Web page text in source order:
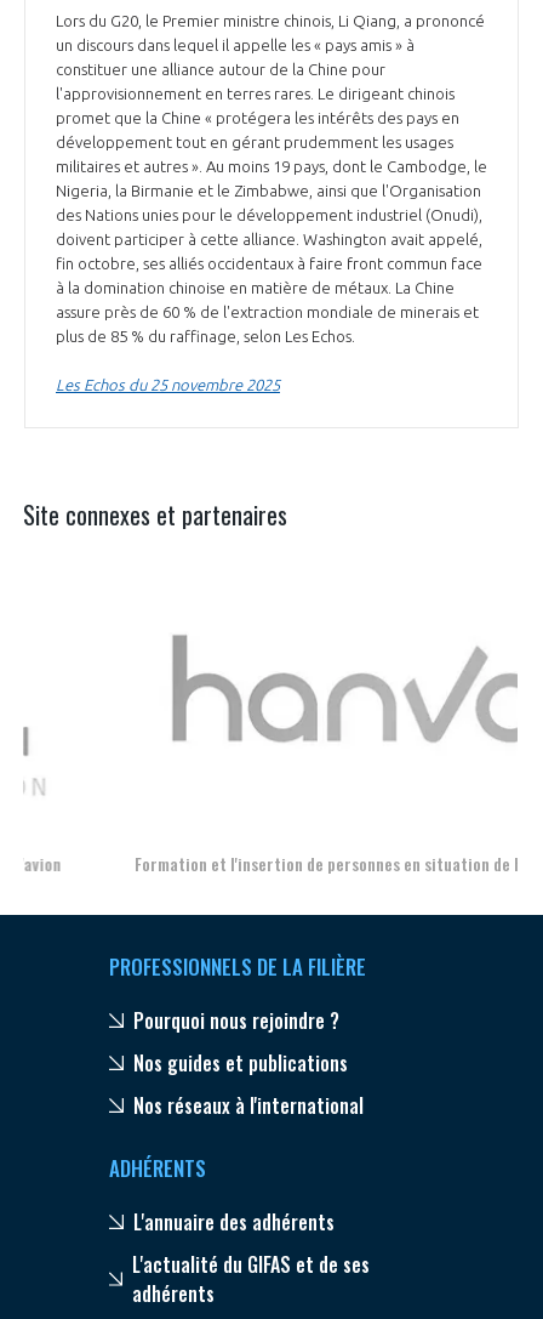
Lors du G20, le Premier ministre chinois, Li Qiang, a prononcé
un discours dans lequel il appelle les « pays amis » à
constituer une alliance autour de la Chine pour
l'approvisionnement en terres rares. Le dirigeant chinois
promet que la Chine « protégera les intérêts des pays en
développement tout en gérant prudemment les usages
militaires et autres ». Au moins 19 pays, dont le Cambodge, le
Nigeria, la Birmanie et le Zimbabwe, ainsi que l'Organisation
des Nations unies pour le développement industriel (Onudi),
doivent participer à cette alliance. Washington avait appelé,
fin octobre, ses alliés occidentaux à faire front commun face
à la domination chinoise en matière de métaux. La Chine
assure près de 60 % de l'extraction mondiale de minerais et
plus de 85 % du raffinage, selon Les Echos.
Les Echos du 25 novembre 2025
Site connexes et partenaires
Formation et l'insertion de personnes en situation de handicap
PROFESSIONNELS DE LA FILIÈRE
Pourquoi nous rejoindre ?
Nos guides et publications
Nos réseaux à l'international
ADHÉRENTS
L'annuaire des adhérents
L'actualité du GIFAS et de ses
adhérents